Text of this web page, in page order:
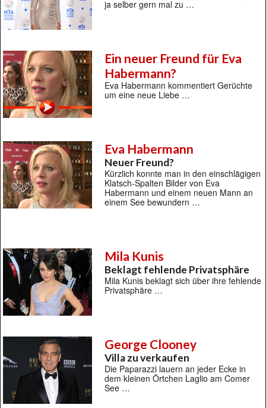
ja selber gern mal zu …
Ein neuer Freund für Eva
Habermann?
Eva Habermann kommentiert Gerüchte
um eine neue Liebe …
Eva Habermann
Neuer Freund?
Kürzlich konnte man in den einschlägigen
Klatsch-Spalten Bilder von Eva
Habermann und einem neuen Mann an
einem See bewundern …
Mila Kunis
Beklagt fehlende Privatsphäre
Mila Kunis beklagt sich über ihre fehlende
Privatsphäre …
George Clooney
Villa zu verkaufen
Die Paparazzi lauern an jeder Ecke in
dem kleinen Örtchen Laglio am Comer
See …